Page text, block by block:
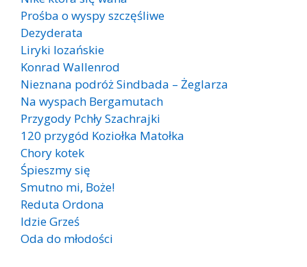
Prośba o wyspy szczęśliwe
Dezyderata
Liryki lozańskie
Konrad Wallenrod
Nieznana podróż Sindbada – Żeglarza
Na wyspach Bergamutach
Przygody Pchły Szachrajki
120 przygód Koziołka Matołka
Chory kotek
Śpieszmy się
Smutno mi, Boże!
Reduta Ordona
Idzie Grześ
Oda do młodości